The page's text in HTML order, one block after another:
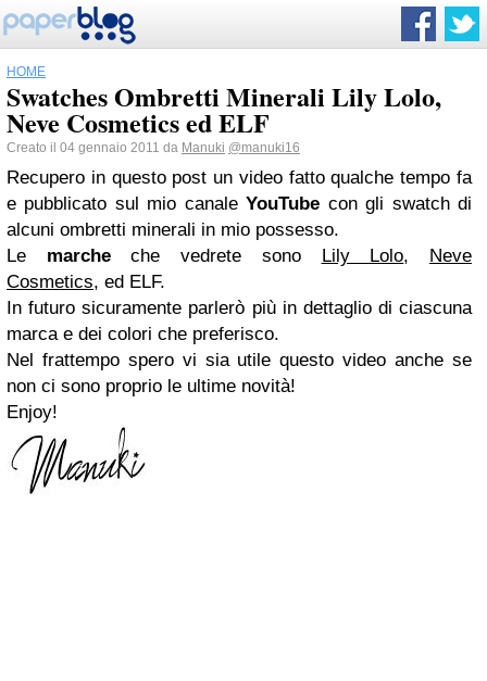
HOME
Swatches Ombretti Minerali Lily Lolo,
Neve Cosmetics ed ELF
Creato il 04 gennaio 2011 da Manuki @manuki16
Recupero in questo post un video fatto qualche tempo fa
e pubblicato sul mio canaleYouTube con gli swatch di
alcuni ombretti minerali in mio possesso.
Le marcheche vedrete sono Lily Lolo, Neve
Cosmetics, ed ELF.
In futuro sicuramente parlerò più in dettaglio di ciascuna
marca e dei colori che preferisco.
Nel frattempo spero vi sia utile questo video anche se
non ci sono proprio le ultime novità!
Enjoy!